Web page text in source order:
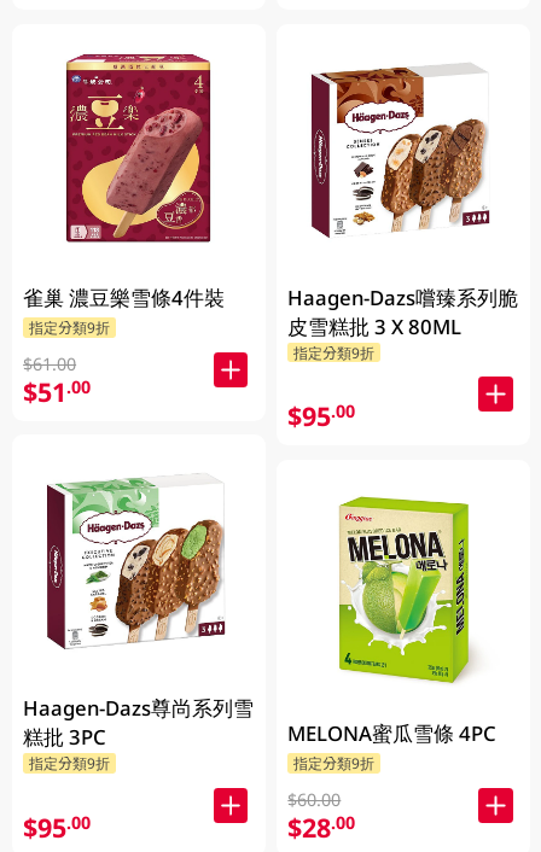
雀巢 濃豆樂雪條4件裝
指定分類9折
$61.00
$51.00
Haagen-Dazs尊尚系列雪
糕批 3PC
指定分類9折
$95.00
Haagen-Dazs嚐臻系列脆
皮雪糕批 3 X 80ML
指定分類9折
$95.00
MELONA蜜瓜雪條 4PC
指定分類9折
$60.00
$28.00